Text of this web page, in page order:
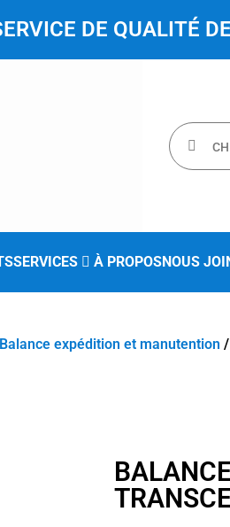
DE QUALITÉ
SERVICES À PROPOSNOUS
Balance expédition et manutention